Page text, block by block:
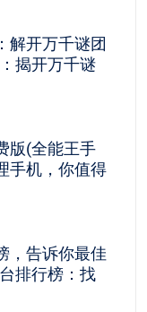
解开万千谜团
揭开万千谜
版(全能王手
手机，你值得
，告诉你最佳
排行榜：找